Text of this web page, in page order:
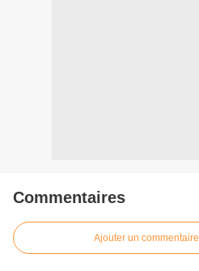
Commentaires
Ajouter un commentaire